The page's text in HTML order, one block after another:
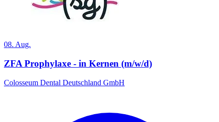
08. Aug.
ZFA Prophylaxe - in Kernen (m/w/d)
Colosseum Dental Deutschland GmbH